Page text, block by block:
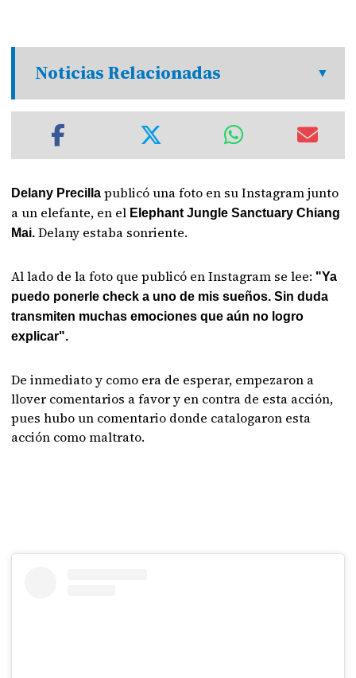
Noticias Relacionadas
Delany Precilla publicó una foto en su Instagram junto
a un elefante, en el Elephant Jungle Sanctuary Chiang
Mai. Delany estaba sonriente.
Al lado de la foto que publicó en Instagram se lee: "Ya
puedo ponerle check a uno de mis sueños. Sin duda
transmiten muchas emociones que aún no logro
explicar".
De inmediato y como era de esperar, empezaron a
llover comentarios a favor y en contra de esta acción,
pues hubo un comentario donde catalogaron esta
acción como maltrato.